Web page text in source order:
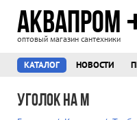
АКВАПРОМ
оптовый магазин сантехники
КАТАЛОГ НОВОСТИ
Уголок на м